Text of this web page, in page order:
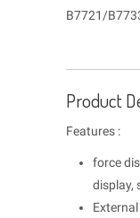
B7721/
Product
Features :
force
display,